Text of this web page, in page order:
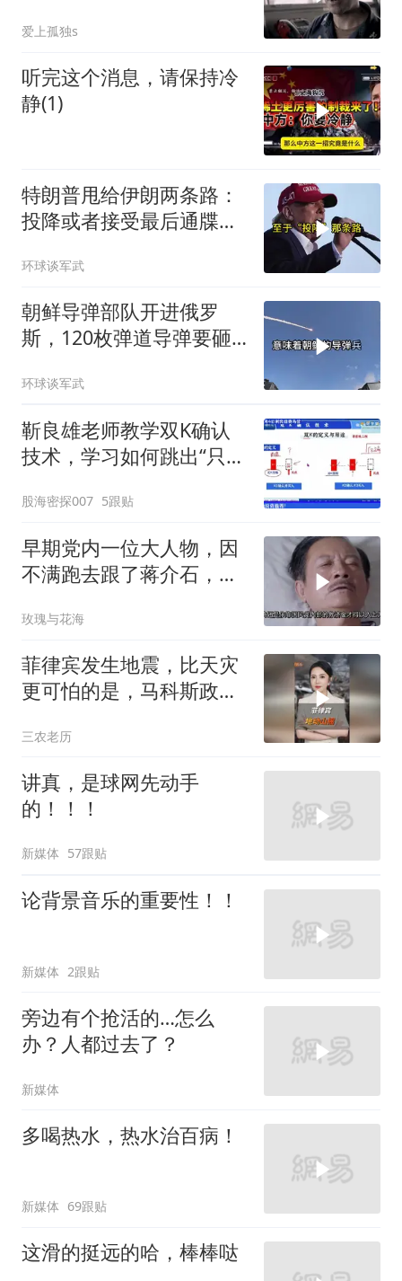
爱上孤独s
听完这个消息，请保持冷
静(1)
特朗普甩给伊朗两条路：
投降或者接受最后通牒，
打下美军一架无人机
环球谈军武
朝鲜导弹部队开进俄罗
斯，120枚弹道导弹要砸
环球谈军武
靳良雄老师教学双K确认
技术，学习如何跳出“只看
金真实意图，寻找科学买
卖点
股海密探007 5跟贴
早期党内一位大人物，因
不满跑去跟了蒋介石，不
玫瑰与花海
菲律宾发生地震，比天灾
更可怕的是，马科斯政府
三农老历
讲真，是球网先动手
的！！！
新媒体 57跟贴
论背景音乐的重要性！！
新媒体 2跟贴
旁边有个抢活的…怎么
办？人都过去了？
新媒体
多喝热水，热水治百病！
新媒体 69跟贴
这滑的挺远的哈，棒棒哒